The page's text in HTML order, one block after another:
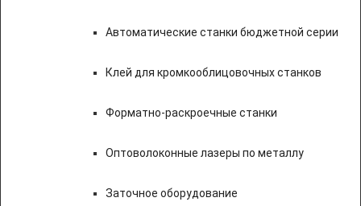
Автоматические станки бюджетной серии
Клей для кромкооблицовочных станков
Форматно-раскроечные станки
Оптоволоконные лазеры по металлу
Заточное оборудование